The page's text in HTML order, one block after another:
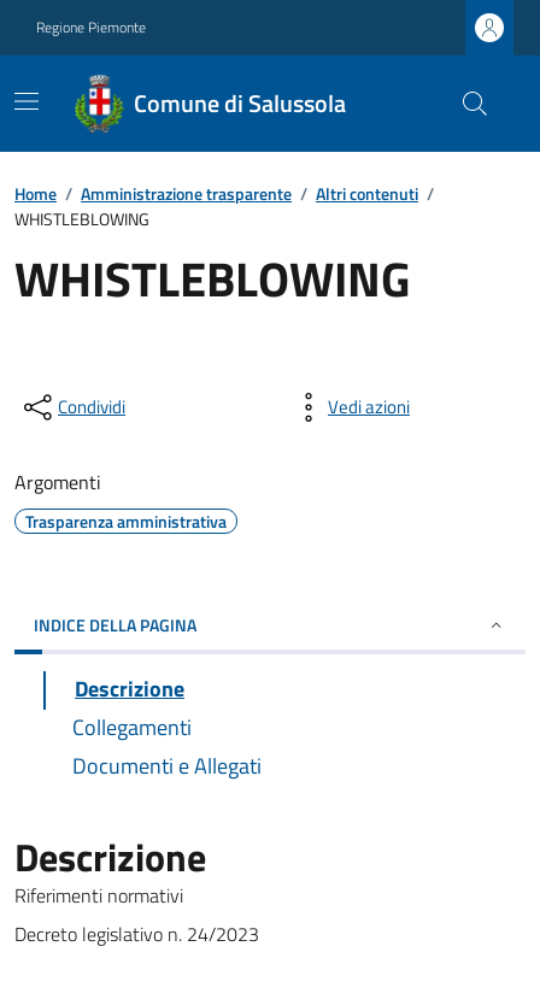
Regione Piemonte
Comune di Salussola
Home / Amministrazione trasparente / Altri contenuti /
WHISTLEBLOWING
WHISTLEBLOWING
Condividi Vedi azioni
Argomenti
Trasparenza amministrativa
INDICE DELLA PAGINA
Descrizione
Collegamenti
Documenti e Allegati
Descrizione
Riferimenti normativi
Decreto legislativo n. 24/2023